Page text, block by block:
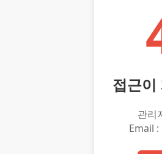
접근이
관리
Email